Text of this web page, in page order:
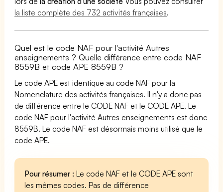
la liste complète des 732 activités françaises.
Quel est le code NAF pour l'activité Autres
enseignements ? Quelle différence entre code NAF
8559B et code APE 8559B ?
Le code APE est identique au code NAF pour la
Nomenclature des activités françaises. Il n'y a donc pas
de différence entre le CODE NAF et le CODE APE. Le
code NAF pour l'activité Autres enseignements est donc
8559B. Le code NAF est désormais moins utilisé que le
code APE.
Pour résumer : Le code NAF et le CODE APE sont
les mêmes codes. Pas de différence